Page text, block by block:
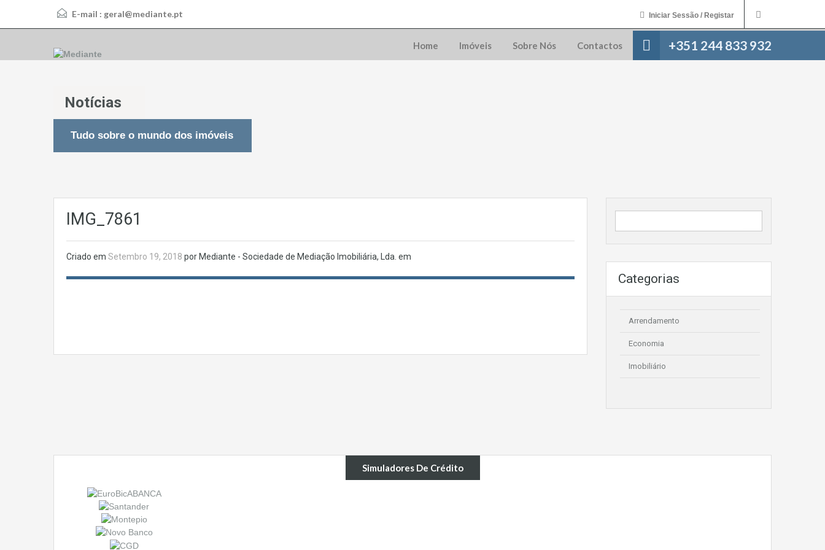
E-mail : geral@mediante.pt Iniciar Sessão / Registar
+351 244 833 932
Home Imóveis Sobre Nós Contactos
Notícias
Tudo sobre o mundo dos imóveis
IMG_7861
Criado em Setembro 19, 2018 por Mediante - Sociedade de Mediação Imobiliária, Lda. em
Categorias
Arrendamento
Economia
Imobiliário
Simuladores De Crédito